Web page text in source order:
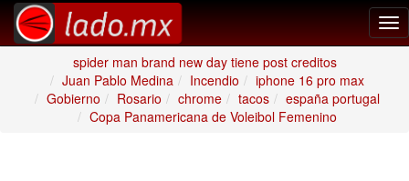
spider man brand new day tiene post creditos
Juan Pablo Medina
Incendio
iphone 16 pro max
Gobierno
Rosario chrome tacos
españa portugal
Copa Panamericana de Voleibol Femenino